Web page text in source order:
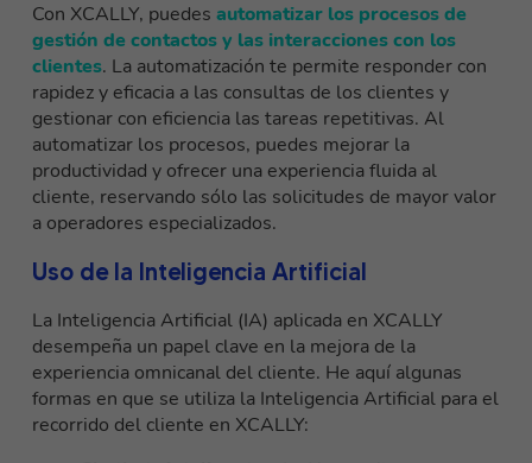
Con XCALLY, puedes automatizar los procesos de
gestión de contactos y las interacciones con los
clientes. La automatización te permite responder con
rapidez y eficacia a las consultas de los clientes y
gestionar con eficiencia las tareas repetitivas. Al
automatizar los procesos, puedes mejorar la
productividad y ofrecer una experiencia fluida al
cliente, reservando sólo las solicitudes de mayor valor
a operadores especializados.
Uso de la Inteligencia Artificial
La Inteligencia Artificial (IA) aplicada en XCALLY
desempeña un papel clave en la mejora de la
experiencia omnicanal del cliente. He aquí algunas
formas en que se utiliza la Inteligencia Artificial para el
recorrido del cliente en XCALLY: